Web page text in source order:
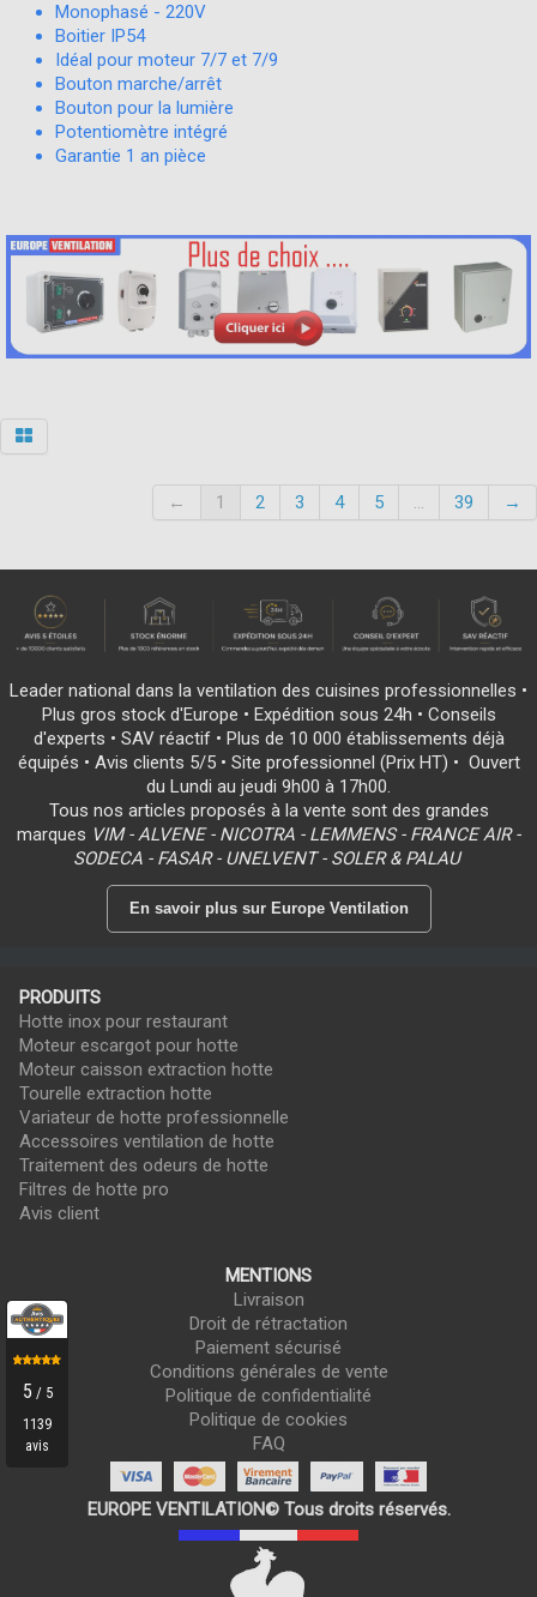
Monophasé - 220V
Boitier IP54
Idéal pour moteur 7/7 et 7/9
Bouton marche/arrêt
Bouton pour la lumière
Potentiomètre intégré
Garantie 1 an pièce
← 1 2 3 4 5 ... 39 →
Leader national dans la ventilation des cuisines professionnelles •
Plus gros stock d'Europe • Expédition sous 24h • Conseils
d'experts • SAV réactif • Plus de 10 000 établissements déjà
équipés • Avis clients 5/5 • Site professionnel (Prix HT) • Ouvert
du Lundi au jeudi 9h00 à 17h00.
Tous nos articles proposés à la vente sont des grandes
marques VIM - ALVENE - NICOTRA - LEMMENS - FRANCE AIR -
SODECA - FASAR - UNELVENT - SOLER & PALAU
En savoir plus sur Europe Ventilation
PRODUITS
Hotte inox pour restaurant
Moteur escargot pour hotte
Moteur caisson extraction hotte
Tourelle extraction hotte
Variateur de hotte professionnelle
Accessoires ventilation de hotte
Traitement des odeurs de hotte
Filtres de hotte pro
Avis client
MENTIONS
Livraison
Droit de rétractation
Paiement sécurisé
Conditions générales de vente
Politique de confidentialité
Politique de cookies
FAQ
EUROPE VENTILATION© Tous droits réservés.